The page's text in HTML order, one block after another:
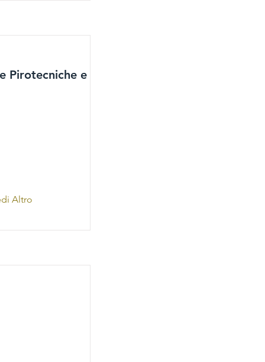
Pirotecniche e
Altro